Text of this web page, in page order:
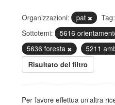
Organizzazioni: pat Tag:
Sottotemi:
5616
5636 foresta
5211
Risultato del filtro
Per favore effettua un'altra